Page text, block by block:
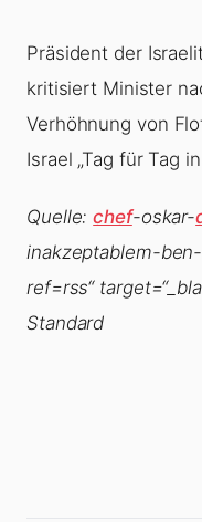
Präsident der
kritisiert Minister
Verhöhnung von
Israel „Tag für Tag
Quelle:chef-oskar-
inakzeptablem-
ref=rss“
Standard